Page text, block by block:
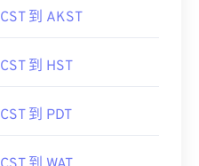
CST 到 AKST
CST 到 HST
CST 到 PDT